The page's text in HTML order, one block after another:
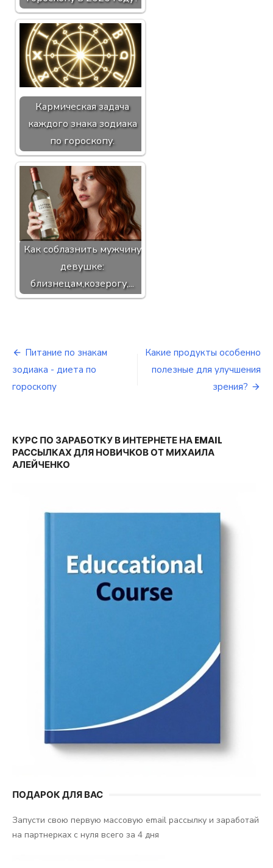
Кармическая задача
каждого знака зодиака
по гороскопу.
Как соблазнить мужчину
девушке:
близнецам,козерогу,...
Навигация
по
Питание по знакам
зодиака - диета по
гороскопу
Какие продукты особенно
полезные для улучшения
зрения?
КУРС ПО ЗАРАБОТКУ В ИНТЕРНЕТЕ НА EMAIL
РАССЫЛКАХ ДЛЯ НОВИЧКОВ ОТ МИХАИЛА
АЛЕЙЧЕНКО
ПОДАРОК ДЛЯ ВАС
Запусти свою первую массовую email рассылку и заработай
на партнерках с нуля всего за 4 дня